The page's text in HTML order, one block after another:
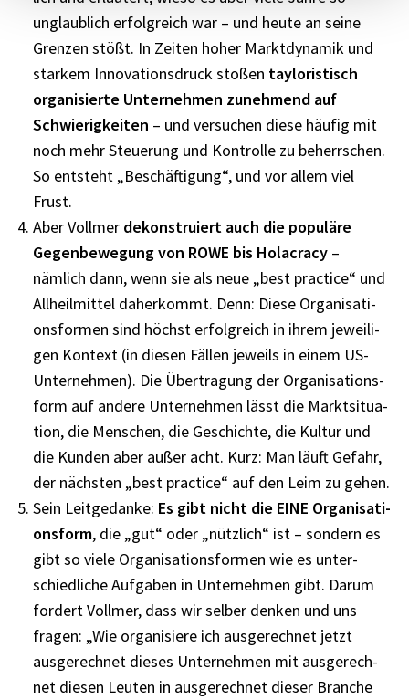
unglaub­lich erfolg­reich war – und heute an seine
Gren­zen stößt. In Zeiten hoher Markt­dy­na­mik und
star­kem Inno­va­ti­ons­druck stoßen taylo­ris­tisch
orga­ni­sierte Unter­neh­men zuneh­mend auf
Schwie­rig­kei­ten – und versu­chen diese häufig mit
noch mehr Steue­rung und Kontrolle zu beherr­schen.
So entsteht „Beschäf­ti­gung“, und vor allem viel
Frust.
Aber Voll­mer dekon­stru­iert auch die popu­läre
Gegen­be­we­gung von ROWE bis Hola­cracy –
nämlich dann, wenn sie als neue „best prac­tice“ und
Allheil­mit­tel daher­kommt. Denn: Diese Orga­ni­sa­ti­
ons­for­men sind höchst erfolg­reich in ihrem jewei­li­
gen Kontext (in diesen Fällen jeweils in einem US-
Unter­neh­men). Die Über­tra­gung der Orga­ni­sa­ti­ons­
form auf andere Unter­neh­men lässt die Markt­si­tua­
tion, die Menschen, die Geschichte, die Kultur und
die Kunden aber außer acht. Kurz: Man läuft Gefahr,
der nächs­ten „best prac­tice“ auf den Leim zu gehen.
Sein Leit­ge­danke: Es gibt nicht die EINE Orga­ni­sa­ti­
ons­form, die „gut“ oder „nütz­lich“ ist – sondern es
gibt so viele Orga­ni­sa­ti­ons­for­men wie es unter­
schied­li­che Aufga­ben in Unter­neh­men gibt. Darum
fordert Voll­mer, dass wir selber denken und uns
fragen: „Wie orga­ni­siere ich ausge­rech­net jetzt
ausge­rech­net dieses Unter­neh­men mit ausge­rech­
net diesen Leuten in ausge­rech­net dieser Bran­che